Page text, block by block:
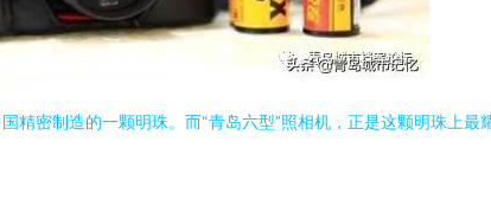
密制造的一颗明珠。而“青岛六型”照相机，正是这颗明珠上